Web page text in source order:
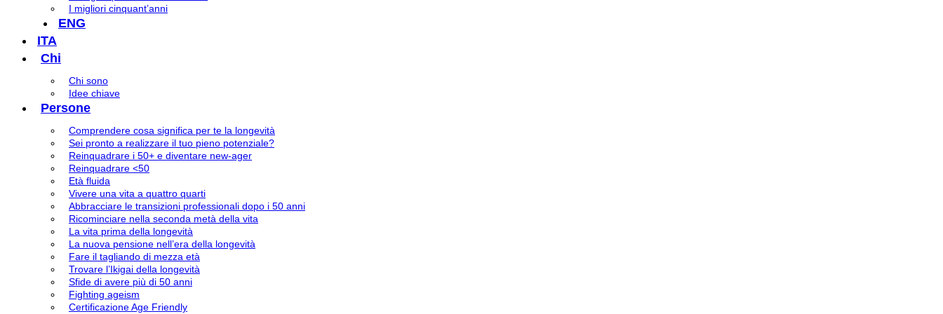
I migliori cinquant’anni
ENG
ITA
Chi
Chi sono
Idee chiave
Persone
Comprendere cosa significa per te la longevità
Sei pronto a realizzare il tuo pieno potenziale?
Reinquadrare i 50+ e diventare new-ager
Reinquadrare <50
Età fluida
Vivere una vita a quattro quarti
Abbracciare le transizioni professionali dopo i 50 anni
Ricominciare nella seconda metà della vita
La vita prima della longevità
La nuova pensione nell’era della longevità
Fare il tagliando di mezza età
Trovare l’Ikigai della longevità
Sfide di avere più di 50 anni
Fighting ageism
Certificazione Age Friendly